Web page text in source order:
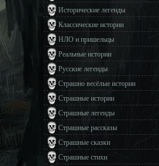
Исторические легенды
Классические истории
НЛО и пришельцы
Реальные истории
Русские легенды
Страшно весёлые истории
Страшные истории
Страшные легенды
Страшные рассказы
Страшные сказки
Страшные стихи